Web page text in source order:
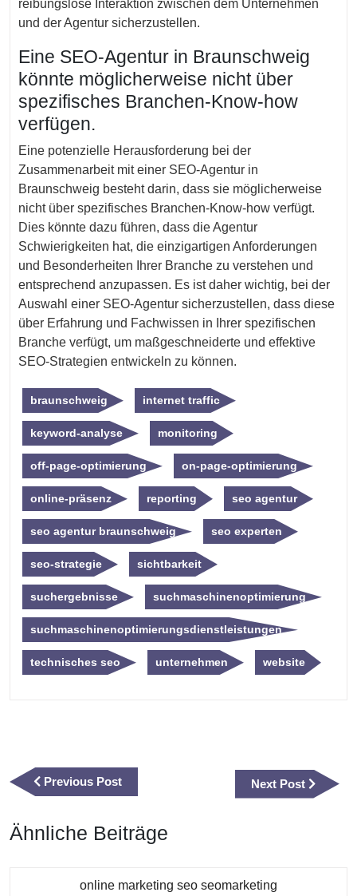
reibungslose Interaktion zwischen dem Unternehmen
und der Agentur sicherzustellen.
Eine SEO-Agentur in Braunschweig
könnte möglicherweise nicht über
spezifisches Branchen-Know-how
verfügen.
Eine potenzielle Herausforderung bei der
Zusammenarbeit mit einer SEO-Agentur in
Braunschweig besteht darin, dass sie möglicherweise
nicht über spezifisches Branchen-Know-how verfügt.
Dies könnte dazu führen, dass die Agentur
Schwierigkeiten hat, die einzigartigen Anforderungen
und Besonderheiten Ihrer Branche zu verstehen und
entsprechend anzupassen. Es ist daher wichtig, bei der
Auswahl einer SEO-Agentur sicherzustellen, dass diese
über Erfahrung und Fachwissen in Ihrer spezifischen
Branche verfügt, um maßgeschneiderte und effektive
SEO-Strategien entwickeln zu können.
braunschweig internet traffic
keyword-analyse monitoring
off-page-optimierung on-page-optimierung
online-präsenz reporting seo agentur
seo agentur braunschweig seo experten
seo-strategie sichtbarkeit
suchergebnisse suchmaschinenoptimierung
suchmaschinenoptimierungsdienstleistungen
technisches seo unternehmen website
Previous PostPrevious
Post
Next Post
Next
Post
Ähnliche Beiträge
online marketing seo seomarketing